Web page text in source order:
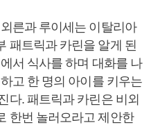
른과 루이세는 이탈리아
패트릭과 카린을 알게 된
서 식사를 하며 대화를 나
고 한 명의 아이를 키우는
다. 패트릭과 카린은 비외
한번 놀러오라고 제안한